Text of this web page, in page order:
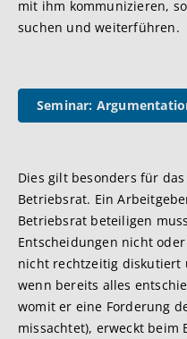
mit ihm kommunizieren,
suchen und weiterführen.
Seminar:
Dies gilt besonders für
Betriebsrat. Ein
Betriebsrat beteiligen
Entscheidungen nicht
nicht rechtzeitig diskutiert
wenn bereits alles
womit er eine Forderung
missachtet), erweckt beim